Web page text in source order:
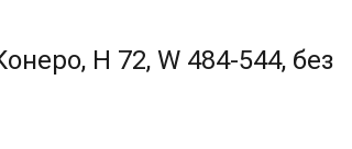
H 72, W 484-544, без